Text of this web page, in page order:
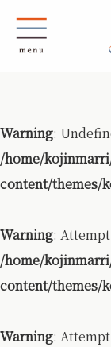
Warning:
/home/
content/themes/
Warning:
/home/
content/themes/
Warning: